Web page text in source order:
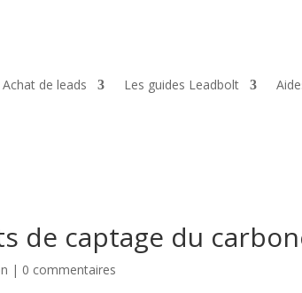
Achat de leads Les guides Leadbolt
de captage du
| 0 commentaires